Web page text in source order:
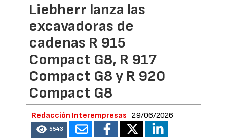
Liebherr lanza las
excavadoras de
cadenas R 915
Compact G8, R 917
Compact G8 y R 920
Compact G8
Redacción Interempresas 29/06/2026
5543